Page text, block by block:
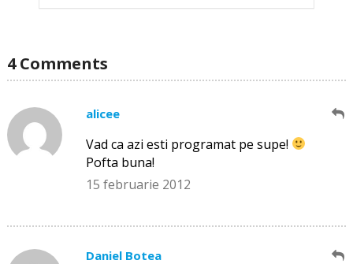
4 Comments
alicee
Vad ca azi esti programat pe supe!
Pofta buna!
15 februarie 2012
Daniel Botea